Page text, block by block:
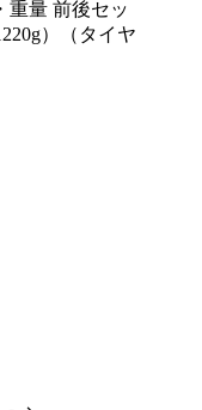
重量 前後セッ
）（タイヤ